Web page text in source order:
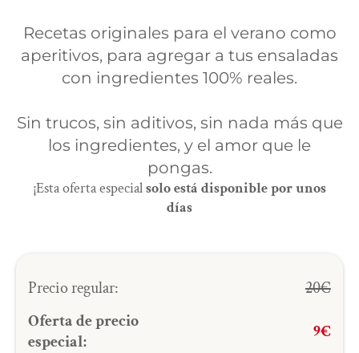
Recetas originales para el verano como
aperitivos, para agregar a tus ensaladas
con ingredientes 100% reales.
Sin trucos, sin aditivos, sin nada más que
los ingredientes, y el amor que le
pongas.
¡Esta oferta especialsolo está disponible por unos
días
Precio regular:
20€
Oferta de precio
especial:
9€